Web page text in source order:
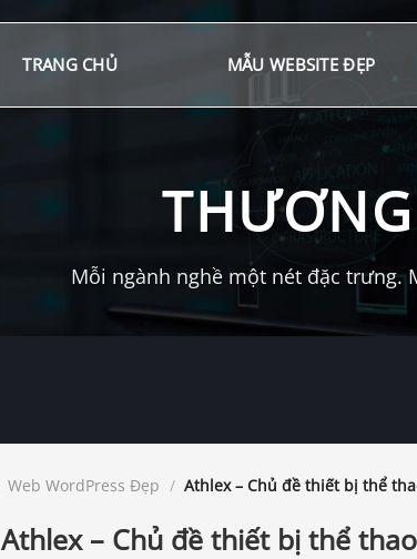
TRANG CHỦ MẪU WEBSITE ĐẸP
Mỗi ngành nghề một nét đặc trưng.
Web WordPress Đẹp / Athlex – Chủ đề thiết bị thể
Athlex – Chủ đề thiết bị thể